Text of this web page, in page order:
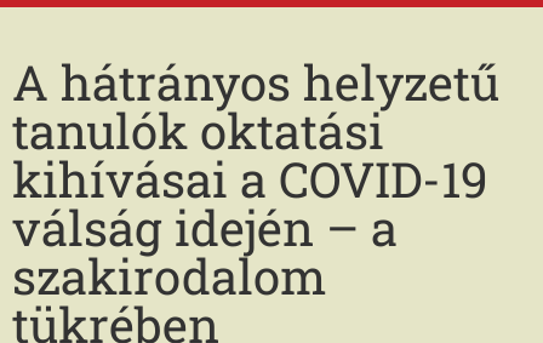
A hátrányos helyzetű
tanulók oktatási
kihívásai a COVID-19
válság idején – a
szakirodalom
tükrében